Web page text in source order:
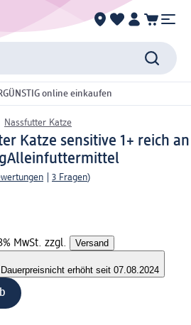
online einkaufen
Nassfutter Katze
Katze sensitive 1+ reich an
Alleinfuttermittel
3 Fragen)
MwSt. zzgl. Versand
nicht erhöht seit 07.08.2024